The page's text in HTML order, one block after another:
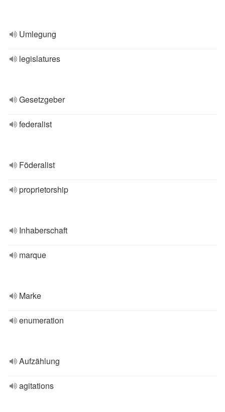
Umlegung
legislatures
Gesetzgeber
federalist
Föderalist
proprietorship
Inhaberschaft
marque
Marke
enumeration
Aufzählung
agitations